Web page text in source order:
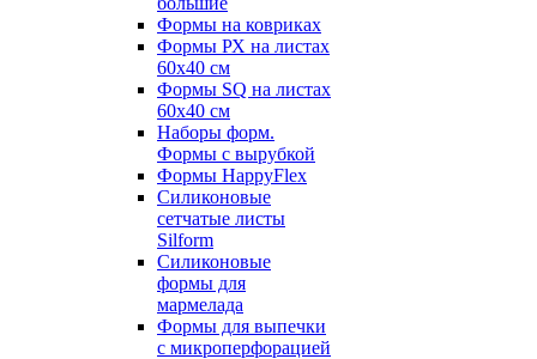
Формы на ковриках
Формы РХ на листах
60х40 см
Формы SQ на листах
60х40 см
Наборы форм.
Формы с вырубкой
Формы HappyFlex
Силиконовые
сетчатые листы
Silform
Силиконовые
формы для
мармелада
Формы для выпечки
с микроперфорацией